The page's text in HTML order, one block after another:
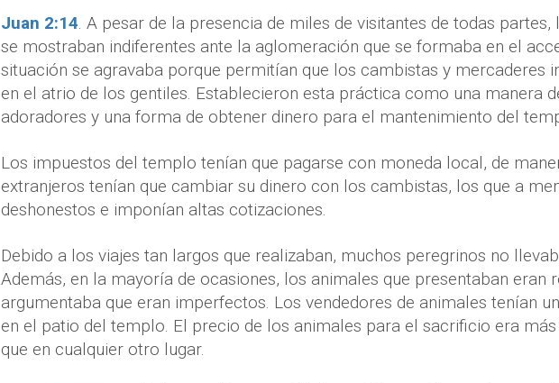
Juan 2:14. A pesar de la presencia de miles de visitantes de todas
se mostraban indiferentes ante la aglomeración que se formaba en el
situación se agravaba porque permitían que los cambistas y mercaderes
en el atrio de los gentiles. Establecieron esta práctica como una manera
adoradores y una forma de obtener dinero para el mantenimiento del
Los impuestos del templo tenían que pagarse con moneda local, de
extranjeros tenían que cambiar su dinero con los cambistas, los que a
deshonestos e imponían altas cotizaciones.
Debido a los viajes tan largos que realizaban, muchos peregrinos no
Además, en la mayoría de ocasiones, los animales que presentaban eran
argumentaba que eran imperfectos. Los vendedores de animales tenían
en el patio del templo. El precio de los animales para el sacrificio era
que en cualquier otro lugar.